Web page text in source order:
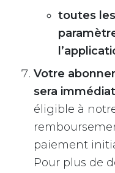
toutes
Votre
sera
éligible à
paiement
Pour plus de